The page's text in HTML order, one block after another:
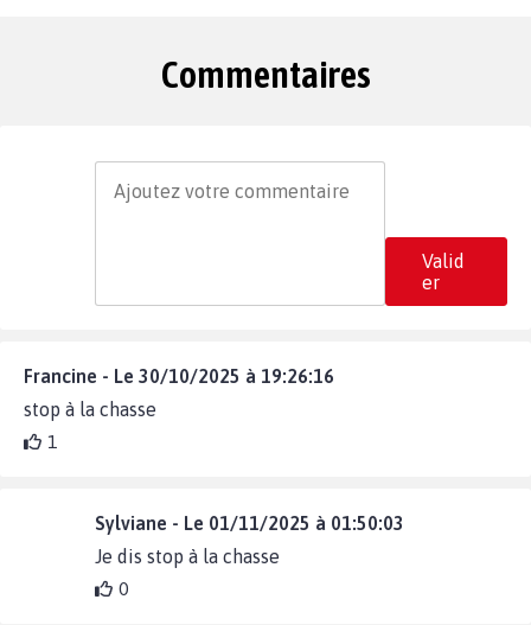
Commentaires
Valid
er
Francine - Le 30/10/2025 à 19:26:16
stop à la chasse
1
Sylviane - Le 01/11/2025 à 01:50:03
Je dis stop à la chasse
0